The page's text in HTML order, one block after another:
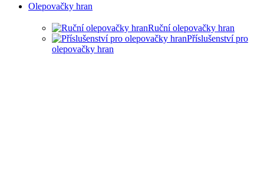
Olepovačky hran
Ruční olepovačky hran
Příslušenství pro
olepovačky hran